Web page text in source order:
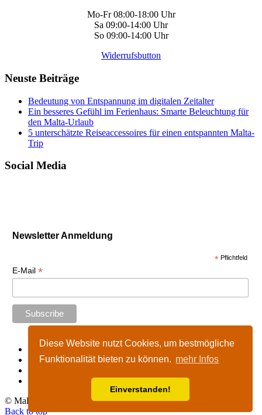
Diese Website nutzt Cookies, um bestmögliche
Funktionalität bieten zu können. mehr Infos
Einverstanden!
Mo-Fr 08:00-18:00 Uhr
Sa 09:00-14:00 Uhr
So 09:00-14:00 Uhr
Widerrufsbutton
Neuste Beiträge
Bedeutung von Entspannung im digitalen Zeitalter
Ein besseres Gefühl im Ferienhaus: Smarte Beleuchtung für
den Malta-Urlaub
5 unterschätzte Reiseaccessoires für einen entspannten Malta-
Trip
Social Media
Newsletter Anmeldung
* Pflichtfeld
E-Mail *
Start
Impressum
Nutzungshinweise
© Malta-Tours.de - online seit 2002 - 2026
Back to top